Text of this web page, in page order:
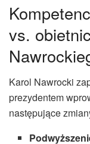
vs.
Karol Nawrocki
prezydentem
następujące